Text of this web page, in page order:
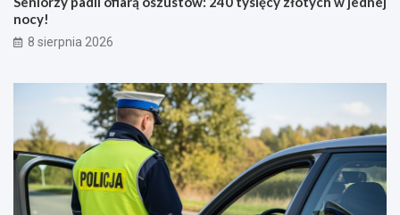
nocy!
8 sierpnia 2026